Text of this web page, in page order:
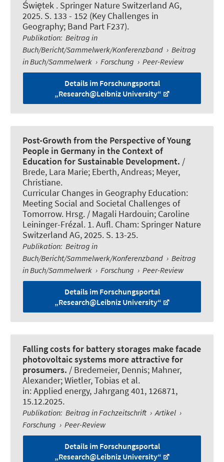
Świętek . Springer Nature Switzerland AG,
2025. S. 133 - 152 (Key Challenges in
Geography; Band Part F237).
Publikation: Beitrag in
Buch/Bericht/Sammelwerk/Konferenzband › Beitrag
in Buch/Sammelwerk › Forschung › Peer-Review
Details im Forschungsportal
„Research@Leibniz University“
Post-Growth from the Perspective of Young
People in Germany in the Context of
Education for Sustainable Development. /
Brede, Lara Marie; Eberth, Andreas; Meyer,
Christiane.
Curricular Changes in Geography Education:
Meeting Social and Societal Challenges of
Tomorrow. Hrsg. / Magali Hardouin; Caroline
Leininger-Frézal. 1. Aufl. Cham: Springer Nature
Switzerland AG, 2025. S. 13-25.
Publikation: Beitrag in
Buch/Bericht/Sammelwerk/Konferenzband › Beitrag
in Buch/Sammelwerk › Forschung › Peer-Review
Details im Forschungsportal
„Research@Leibniz University“
Falling costs for battery storages make facade
photovoltaic systems more attractive for
prosumers. / Bredemeier, Dennis; Mahner,
Alexander; Wietler, Tobias et al.
in:Applied energy, Jahrgang 401, 126871,
15.12.2025.
Publikation: Beitrag in Fachzeitschrift › Artikel ›
Forschung › Peer-Review
Details im Forschungsportal
„Research@Leibniz University“